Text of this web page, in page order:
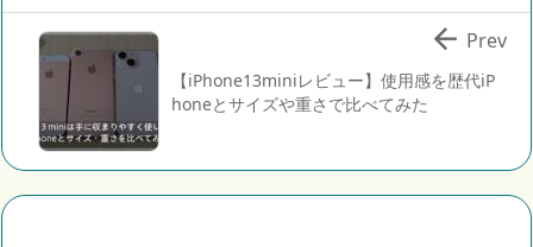
【iPhone13miniレビュー】使用感を歴代iP
honeとサイズや重さで比べてみた
 Prev